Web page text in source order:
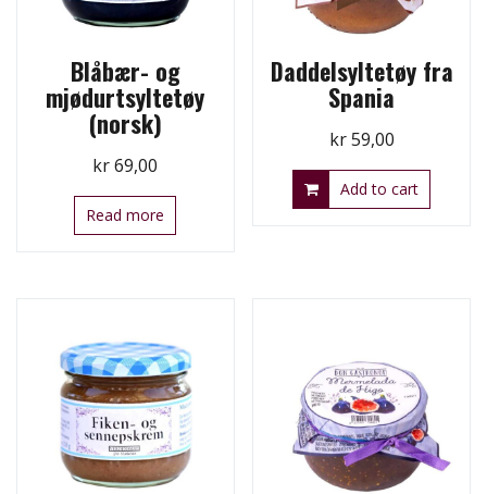
Blåbær- og
mjødurtsyltetøy
(norsk)
kr69,00
Read more
Daddelsyltetøy fra
Spania
kr59,00
Add to cart